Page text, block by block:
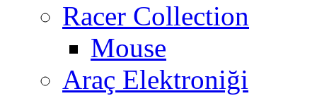
Racer Collection
Mouse
Araç Elektroniği